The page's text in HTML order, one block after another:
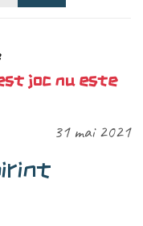
joc nu este
31 mai 2021